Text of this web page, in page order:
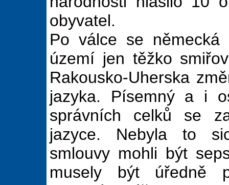
obyvatel.
Po válce se
území jen těžko
Rakousko-Uherska
jazyka. Písemný a i
správních celků se
jazyce. Nebyla to
smlouvy mohli být
musely být úředně